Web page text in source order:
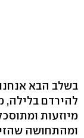
בשלב הבא
להירדם בלילה,
מיוזעות
ומהתחושה